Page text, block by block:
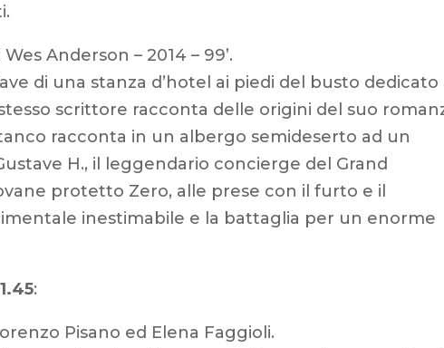
Wes Anderson – 2014 – 99’.
di una stanza d’hotel ai piedi del busto dedicato
scrittore racconta delle origini del suo
racconta in un albergo semideserto ad un
H., il leggendario concierge del Grand
protetto Zero, alle prese con il furto e il
inestimabile e la battaglia per un enorme
:
Pisano ed Elena Faggioli.